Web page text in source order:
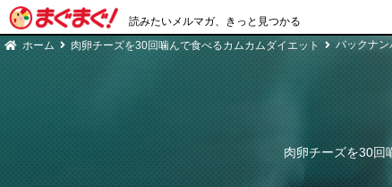
読みたいメルマガ、きっと見つかる
ホーム 肉卵チーズを30回噛んで食べるカムカムダイエット バックナン
肉卵チーズを30回